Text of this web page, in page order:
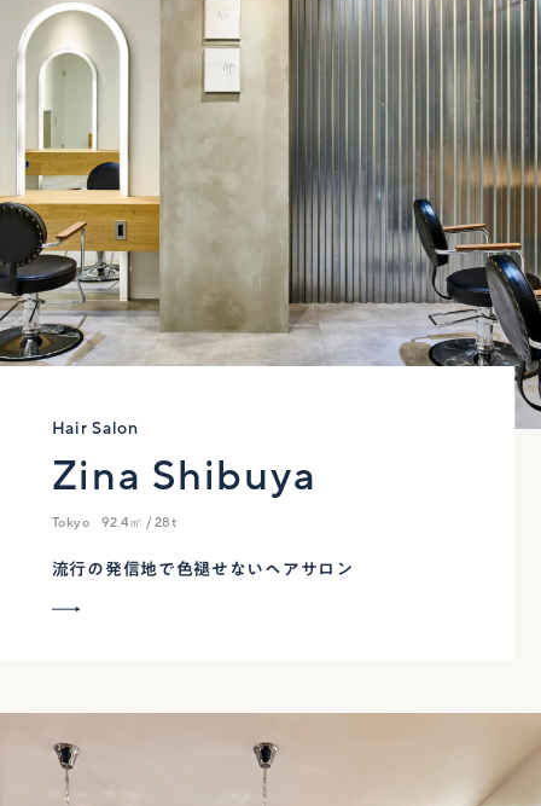
Hair Salon
Zina Shibuya
Tokyo 92.4㎡ / 28t
流行の発信地で色褪せないヘアサロン